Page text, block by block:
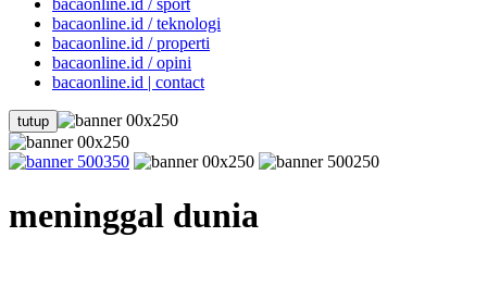
bacaonline.id / sport
bacaonline.id / teknologi
bacaonline.id / properti
bacaonline.id / opini
bacaonline.id | contact
tutup
meninggal dunia